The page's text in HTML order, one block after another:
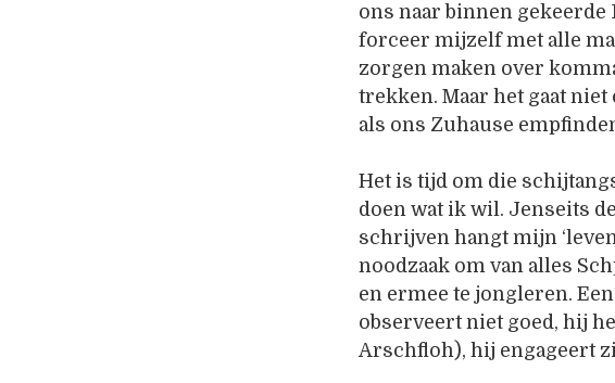
ons naar binnen
forceer mijzelf met alle
zorgen maken over
trekken. Maar het gaat niet
als ons Zuhause
Het is tijd om die
doen wat ik wil. Jenseits
schrijven hangt mijn
noodzaak om van alles
en ermee te jongleren.
observeert niet goed, hij
Arschfloh), hij engageert